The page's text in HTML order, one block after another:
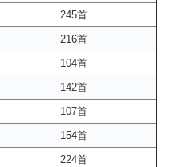
245首
216首
104首
142首
107首
154首
224首